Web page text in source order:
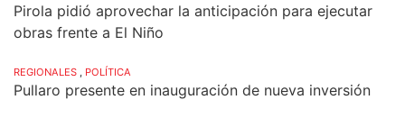
Pirola pidió aprovechar la anticipación para ejecutar
obras frente a El Niño
REGIONALES , POLÍTICA
Pullaro presente en inauguración de nueva inversión